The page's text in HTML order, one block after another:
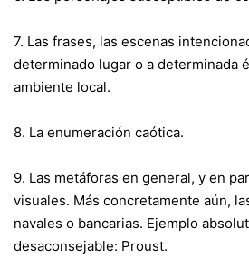
7. Las frases, las escenas
determinado lugar o a determinada
ambiente local.
8. La enumeración caótica.
9. Las metáforas en general, y en
visuales. Más concretamente aún,
navales o bancarias. Ejemplo
desaconsejable: Proust.